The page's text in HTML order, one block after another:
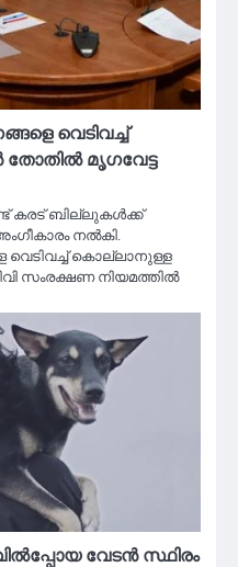
വെടിവച്ച്
മൃഗവേട്ട
കരട് ബില്ലുകള്‍ക്ക്
നല്‍കി.
കൊല്ലാനുള്ള
സംരക്ഷണ നിയമത്തില്‍
വേടന്‍ സ്ഥിരം